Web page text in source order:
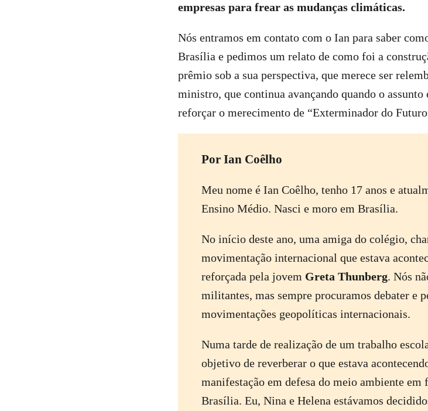
empresas para frear as mudanças climáticas.
Nós entramos em contato com o Ian para saber
Brasília e pedimos um relato de como foi a
prêmio sob a sua perspectiva, que merece ser
ministro, que continua avançando quando o
reforçar o merecimento de “Exterminador do
Por Ian Coêlho
Meu nome é Ian Coêlho, tenho 17 anos e
Ensino Médio. Nasci e moro em Brasília.
No início deste ano, uma amiga do colégio,
movimentação internacional que estava
reforçada pela jovem Greta Thunberg. Nós
militantes, mas sempre procuramos debater e
movimentações geopolíticas internacionais.
Numa tarde de realização de um trabalho
objetivo de reverberar o que estava
manifestação em defesa do meio ambiente em
Brasília. Eu, Nina e Helena estávamos